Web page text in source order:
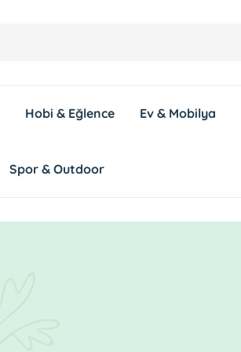
Hobi & Eğlence Ev & Mobilya
Spor & Outdoor